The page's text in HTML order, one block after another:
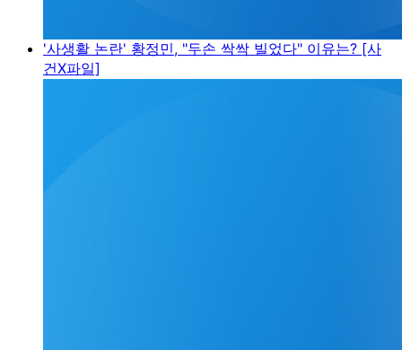
'사생활 논란' 황정민, "두손 싹싹 빌었다" 이유는? [사
건X파일]